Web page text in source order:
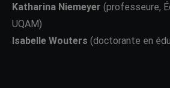
Katharina Niemeyer (professeure,
UQAM)
Isabelle Wouters (doctorante en